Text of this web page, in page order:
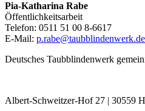
Pia-Katharina Rabe
Öffentlichkeitsarbeit
Telefon: 0511 51 00 8-6617
E-Mail: p.rabe@taubblindenwerk.de
Deutsches Taubblindenwerk
Albert-Schweitzer-Hof 27 | 30559